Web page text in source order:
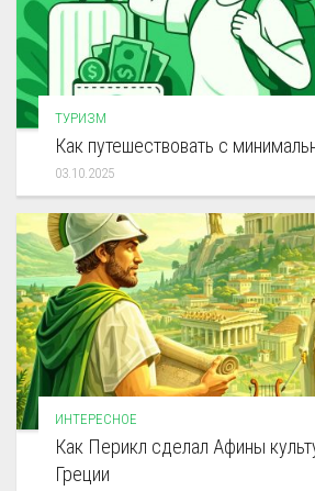
ТУРИЗМ
Как путешествовать с
03.10.2025
ИНТЕРЕСНОЕ
Как Перикл сделал Афины
Греции